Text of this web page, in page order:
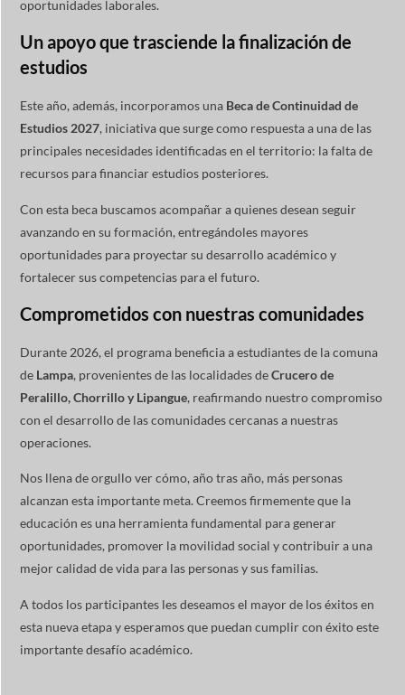
oportunidades laborales.
Un apoyo que trasciende la finalización de
estudios
Este año, además, incorporamos una Beca de Continuidad de
Estudios 2027, iniciativa que surge como respuesta a una de las
principales necesidades identificadas en el territorio: la falta de
recursos para financiar estudios posteriores.
Con esta beca buscamos acompañar a quienes desean seguir
avanzando en su formación, entregándoles mayores
oportunidades para proyectar su desarrollo académico y
fortalecer sus competencias para el futuro.
Comprometidos con nuestras comunidades
Durante 2026, el programa beneficia a estudiantes de la comuna
de Lampa, provenientes de las localidades deCrucero de
Peralillo, Chorrillo y Lipangue, reafirmando nuestro compromiso
con el desarrollo de las comunidades cercanas a nuestras
operaciones.
Nos llena de orgullo ver cómo, año tras año, más personas
alcanzan esta importante meta. Creemos firmemente que la
educación es una herramienta fundamental para generar
oportunidades, promover la movilidad social y contribuir a una
mejor calidad de vida para las personas y sus familias.
A todos los participantes les deseamos el mayor de los éxitos en
esta nueva etapa y esperamos que puedan cumplir con éxito este
importante desafío académico.